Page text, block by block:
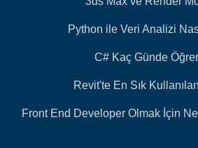
Python ile Veri Analizi
C# Kaç Günde
Revit'te En Sık
Front End Developer Olmak İçin